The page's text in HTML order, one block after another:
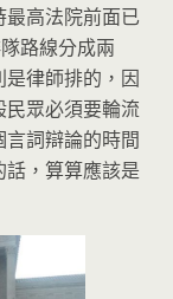
高法院前面已
路線分成兩
律師排的，因
眾必須要輪流
詞辯論的時間
，算算應該是